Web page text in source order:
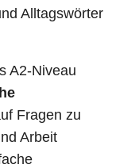
Alltagswörter
A2-Niveau
Fragen zu
Arbeit